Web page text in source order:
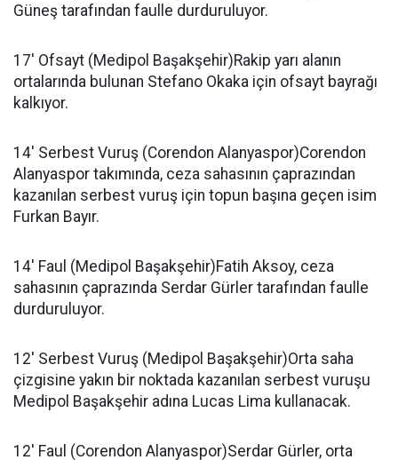
Güneş tarafından faulle durduruluyor.
17' Ofsayt (Medipol Başakşehir)Rakip yarı alanın
ortalarında bulunan Stefano Okaka için ofsayt bayrağı
kalkıyor.
14' Serbest Vuruş (Corendon Alanyaspor)Corendon
Alanyaspor takımında, ceza sahasının çaprazından
kazanılan serbest vuruş için topun başına geçen isim
Furkan Bayır.
14' Faul (Medipol Başakşehir)Fatih Aksoy, ceza
sahasının çaprazında Serdar Gürler tarafından faulle
durduruluyor.
12' Serbest Vuruş (Medipol Başakşehir)Orta saha
çizgisine yakın bir noktada kazanılan serbest vuruşu
Medipol Başakşehir adına Lucas Lima kullanacak.
12' Faul (Corendon Alanyaspor)Serdar Gürler, orta